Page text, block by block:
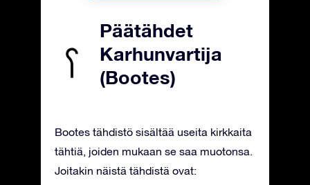
Päätähdet
Karhunvartija
(Bootes)
Bootes tähdistö sisältää useita kirkkaita
tähtiä, joiden mukaan se saa muotonsa.
Joitakin näistä tähdistä ovat: